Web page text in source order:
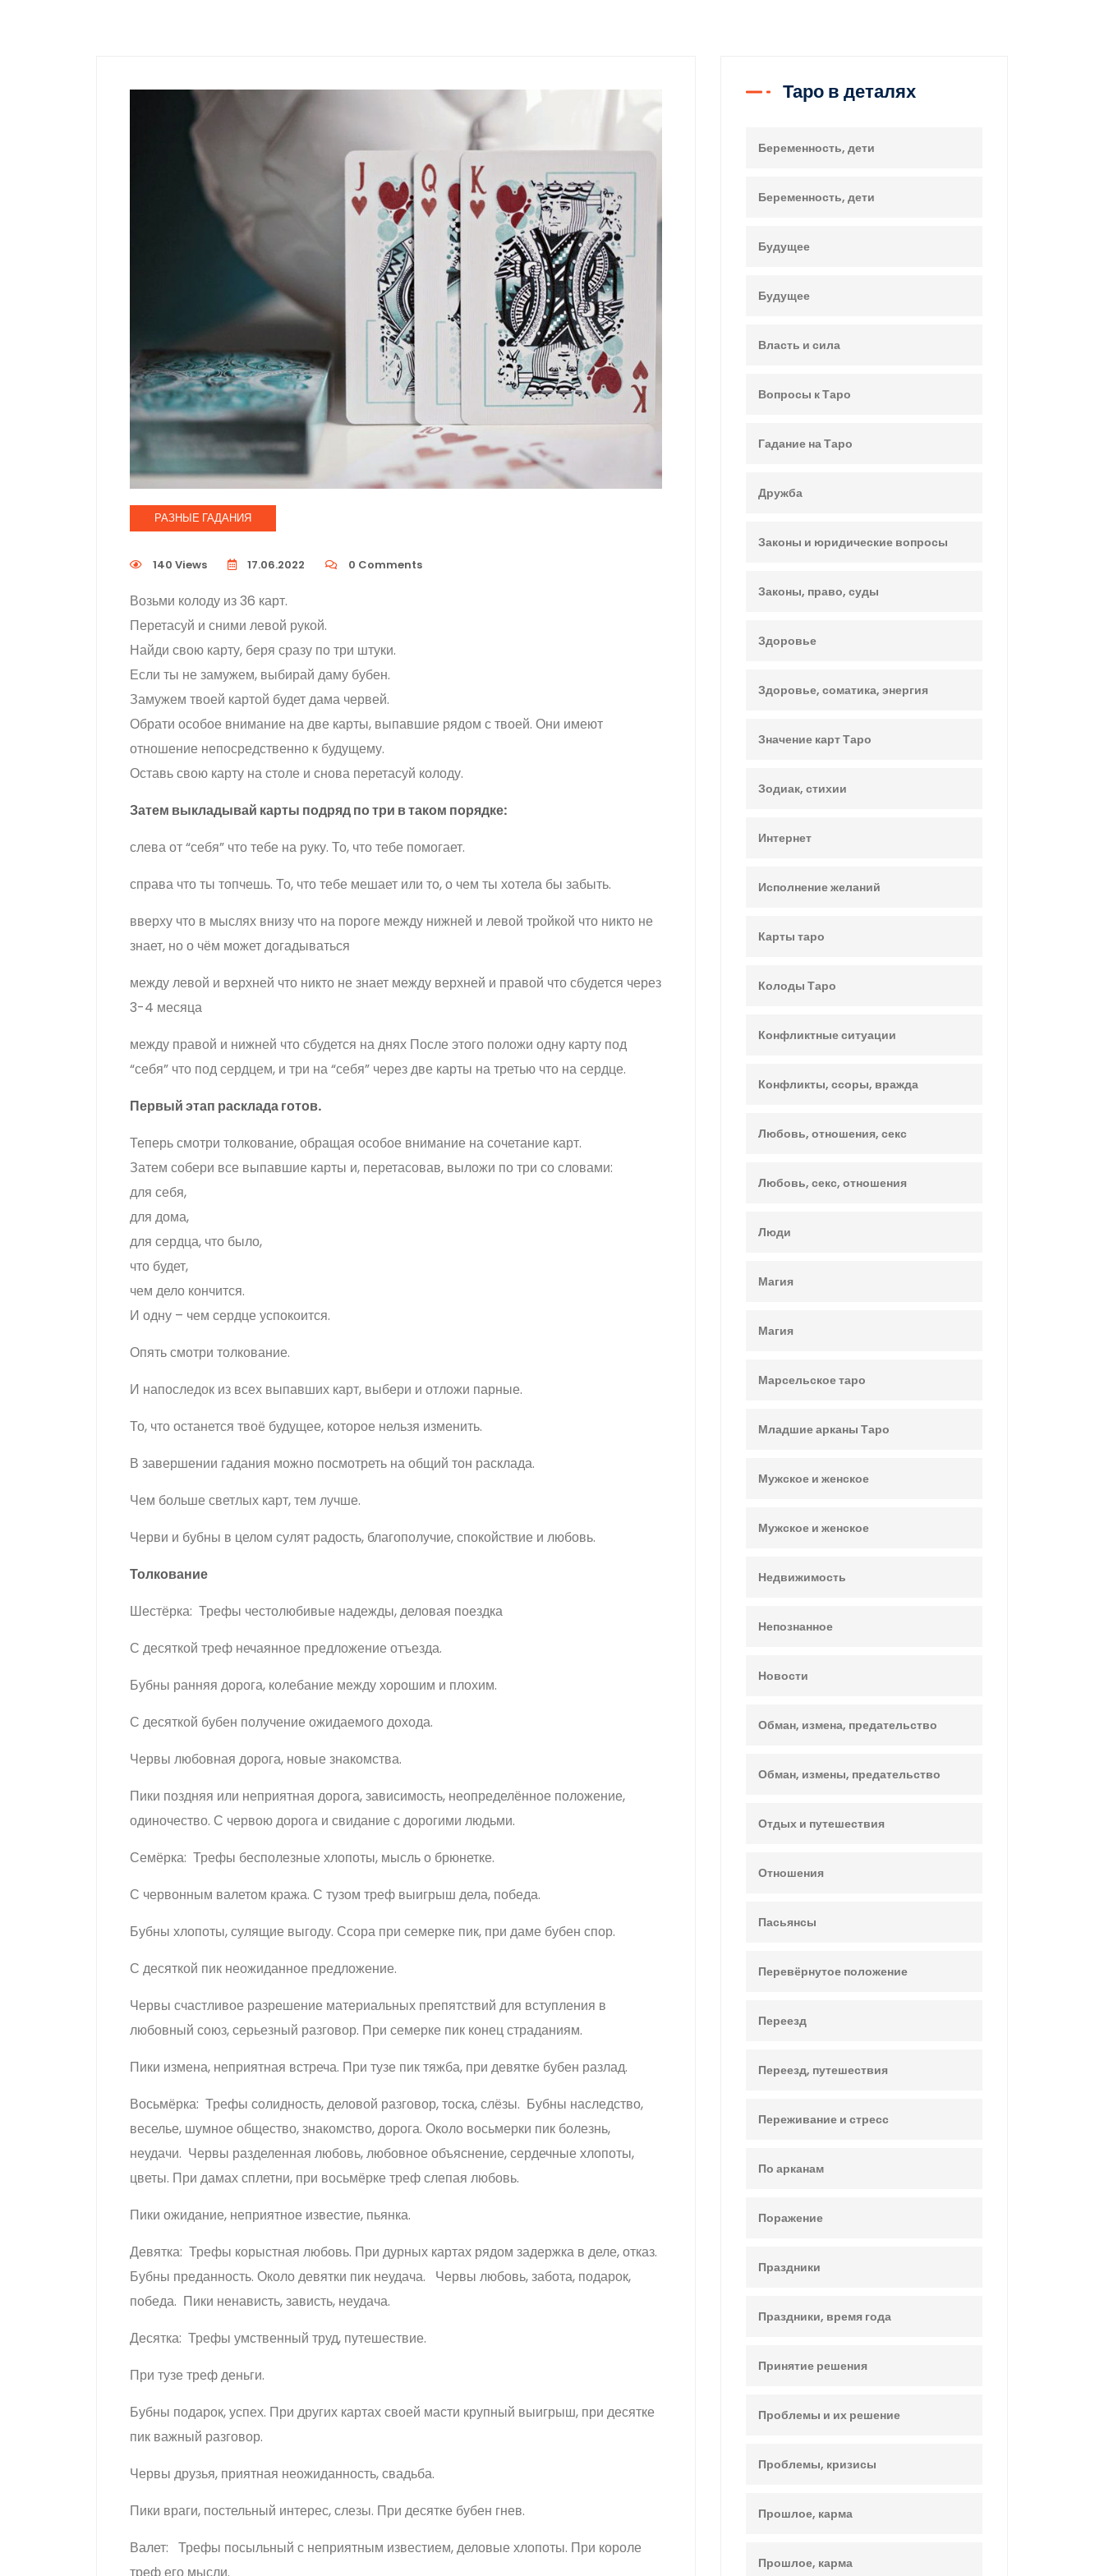
РАЗНЫЕ ГАДАНИЯ
140 Views 17.06.2022 0 Comments
Возьми колоду из 36 карт.
Перетасуй и сними левой рукой.
Найди свою карту, беря сразу по три штуки.
Если ты не замужем, выбирай даму бубен.
Замужем твоей картой будет дама червей.
Обрати особое внимание на две карты, выпавшие рядом с твоей. Они имеют
отношение непосредственно к будущему.
Оставь свою карту на столе и снова перетасуй колоду.
Затем выкладывай карты подряд по три в таком порядке:
слева от “себя” что тебе на руку. То, что тебе помогает.
справа что ты топчешь. То, что тебе мешает или то, о чем ты хотела бы забыть.
вверху что в мыслях внизу что на пороге между нижней и левой тройкой что никто не
знает, но о чём может догадываться
между левой и верхней что никто не знает между верхней и правой что сбудется через
3-4 месяца
между правой и нижней что сбудется на днях После этого положи одну карту под
“себя” что под сердцем, и три на “себя” через две карты на третью что на сердце.
Первый этап расклада готов.
Теперь смотри толкование, обращая особое внимание на сочетание карт.
Затем собери все выпавшие карты и, перетасовав, выложи по три со словами:
для себя,
для дома,
для сердца, что было,
что будет,
чем дело кончится.
И одну – чем сердце успокоится.
Опять смотри толкование.
И напоследок из всех выпавших карт, выбери и отложи парные.
То, что останется твоё будущее, которое нельзя изменить.
В завершении гадания можно посмотреть на общий тон расклада.
Чем больше светлых карт, тем лучше.
Черви и бубны в целом сулят радость, благополучие, спокойствие и любовь.
Толкование
Шестёрка: Трефы честолюбивые надежды, деловая поездка
С десяткой треф нечаянное предложение отъезда.
Бубны ранняя дорога, колебание между хорошим и плохим.
С десяткой бубен получение ожидаемого дохода.
Червы любовная дорога, новые знакомства.
Пики поздняя или неприятная дорога, зависимость, неопределённое положение,
одиночество. С червою дорога и свидание с дорогими людьми.
Семёрка: Трефы бесполезные хлопоты, мысль о брюнетке.
С червонным валетом кража. С тузом треф выигрыш дела, победа.
Бубны хлопоты, сулящие выгоду. Ссора при семерке пик, при даме бубен спор.
С десяткой пик неожиданное предложение.
Червы счастливое разрешение материальных препятствий для вступления в
любовный союз, серьезный разговор. При семерке пик конец страданиям.
Пики измена, неприятная встреча. При тузе пик тяжба, при девятке бубен разлад.
Восьмёрка: Трефы солидность, деловой разговор, тоска, слёзы. Бубны наследство,
веселье, шумное общество, знакомство, дорога. Около восьмерки пик болезнь,
неудачи. Червы разделенная любовь, любовное объяснение, сердечные хлопоты,
цветы. При дамах сплетни, при восьмёрке треф слепая любовь.
Пики ожидание, неприятное известие, пьянка.
Девятка: Трефы корыстная любовь. При дурных картах рядом задержка в деле, отказ.
Бубны преданность. Около девятки пик неудача. Червы любовь, забота, подарок,
победа. Пики ненависть, зависть, неудача.
Десятка: Трефы умственный труд, путешествие.
При тузе треф деньги.
Бубны подарок, успех. При других картах своей масти крупный выигрыш, при десятке
пик важный разговор.
Червы друзья, приятная неожиданность, свадьба.
Пики враги, постельный интерес, слезы. При десятке бубен гнев.
Валет: Трефы посыльный с неприятным известием, деловые хлопоты. При короле
Таро в деталях
Беременность, дети
Беременность, дети
Будущее
Будущее
Власть и сила
Вопросы к Таро
Гадание на Таро
Дружба
Законы и юридические вопросы
Законы, право, суды
Здоровье
Здоровье, соматика, энергия
Значение карт Таро
Зодиак, стихии
Интернет
Исполнение желаний
Карты таро
Колоды Таро
Конфликтные ситуации
Конфликты, ссоры, вражда
Любовь, отношения, секс
Любовь, секс, отношения
Люди
Магия
Магия
Марсельское таро
Младшие арканы Таро
Мужское и женское
Мужское и женское
Недвижимость
Непознанное
Новости
Обман, измена, предательство
Обман, измены, предательство
Отдых и путешествия
Отношения
Пасьянсы
Перевёрнутое положение
Переезд
Переезд, путешествия
Переживание и стресс
По арканам
Поражение
Праздники
Праздники, время года
Принятие решения
Проблемы и их решение
Проблемы, кризисы
Прошлое, карма
Прошлое, карма